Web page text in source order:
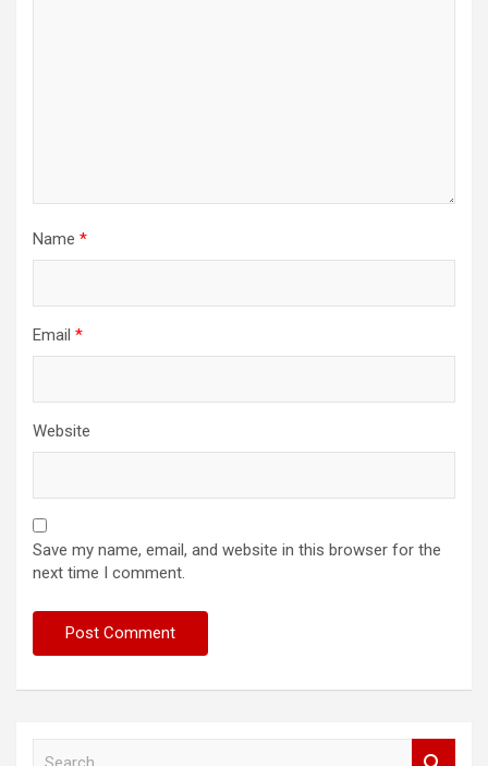
Name *
Email *
Website
Save my name, email, and website in this browser for the
next time I comment.